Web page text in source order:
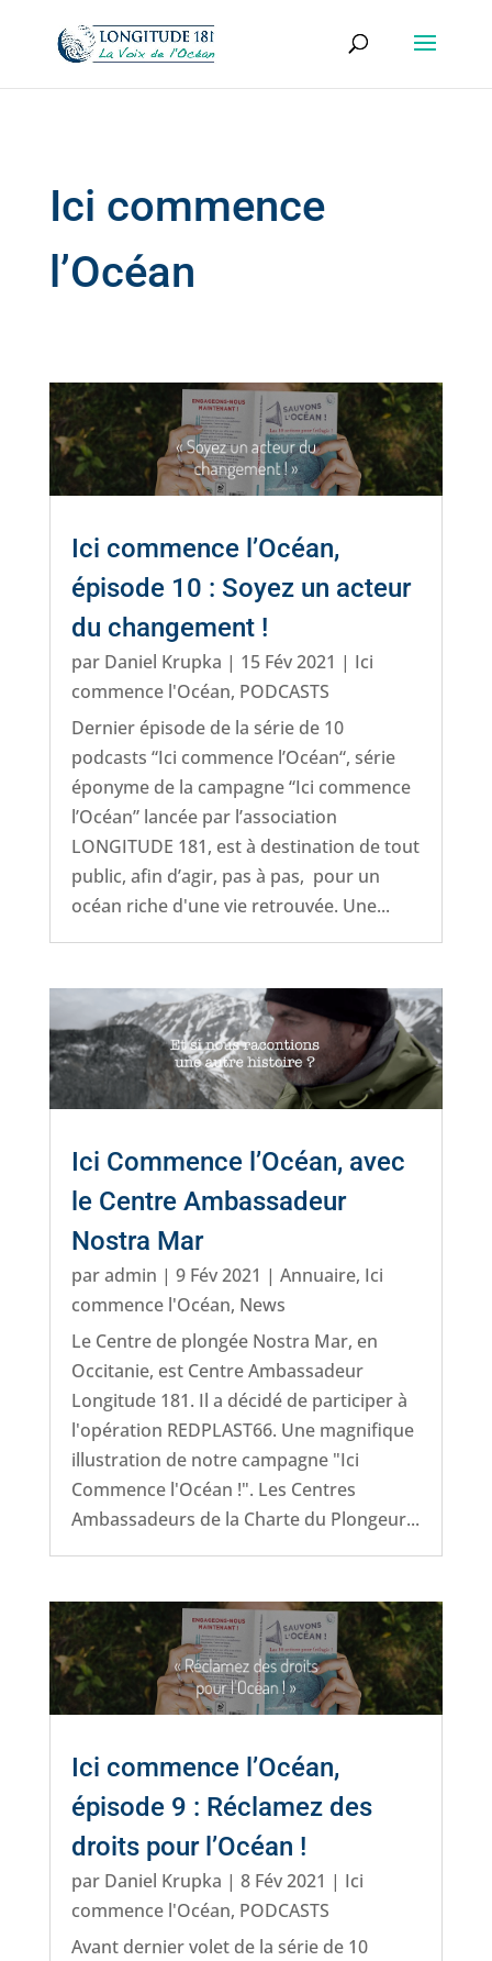
Ici commence
l’Océan
Ici commence l’Océan,
épisode 10 : Soyez un acteur
du changement !
par Daniel Krupka | 15 Fév 2021 | Ici
commence l'Océan, PODCASTS
Dernier épisode de la série de 10
podcasts “Ici commence l’Océan“, série
éponyme de la campagne “Ici commence
l’Océan” lancée par l’association
LONGITUDE 181, est à destination de tout
public, afin d’agir, pas à pas, pour un
océan riche d'une vie retrouvée. Une...
Ici Commence l’Océan, avec
le Centre Ambassadeur
Nostra Mar
paradmin | 9 Fév 2021 | Annuaire, Ici
commence l'Océan, News
Le Centre de plongée Nostra Mar, en
Occitanie, est Centre Ambassadeur
Longitude 181. Il a décidé de participer à
l'opération REDPLAST66. Une magnifique
illustration de notre campagne "Ici
Commence l'Océan !". Les Centres
Ambassadeurs de la Charte du Plongeur...
Ici commence l’Océan,
épisode 9 : Réclamez des
droits pour l’Océan !
par Daniel Krupka | 8 Fév 2021 | Ici
commence l'Océan, PODCASTS
Avant dernier volet de la série de 10